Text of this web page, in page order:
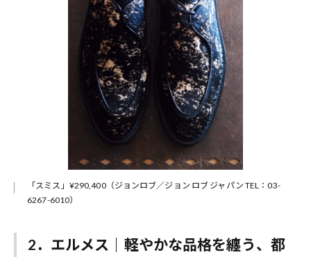
「スミス」¥290,400（ジョンロブ／ジョン ロブ ジャパン TEL：03-
6267-6010）
2．エルメス｜軽やかな品格を纏う、都